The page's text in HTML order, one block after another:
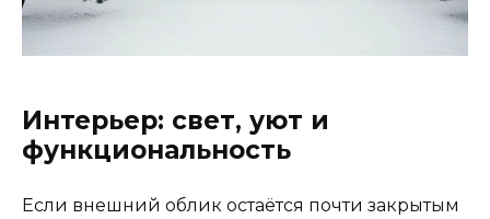
Интерьер: свет, уют и
функциональность
Если внешний облик остаётся почти закрытым